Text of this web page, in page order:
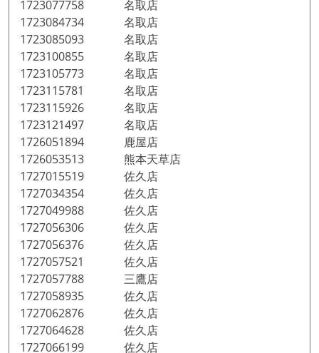
1723077758 名取店
1723084734 名取店
1723085093 名取店
1723100855 名取店
1723105773 名取店
1723115781 名取店
1723115926 名取店
1723121497 名取店
1726051894 鹿屋店
1726053513 熊本天草店
1727015519 佐久店
1727034354 佐久店
1727049988 佐久店
1727056306 佐久店
1727056376 佐久店
1727057521 佐久店
1727057788 三鷹店
1727058935 佐久店
1727062876 佐久店
1727064628 佐久店
1727066199 佐久店